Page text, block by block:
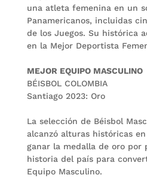
una atleta femenina en un
Panamericanos, incluidas
de los Juegos. Su histórica
en la Mejor Deportista
MEJOR EQUIPO MASCULINO
BÉISBOL COLOMBIA
Santiago 2023: Oro
La selección de Béisbol
alcanzó alturas históricas
ganar la medalla de oro por
historia del país para
Equipo Masculino.